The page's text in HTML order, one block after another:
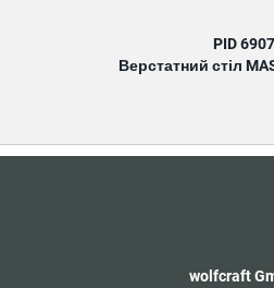
PID 6907
Верстатний стіл
wolfcraft